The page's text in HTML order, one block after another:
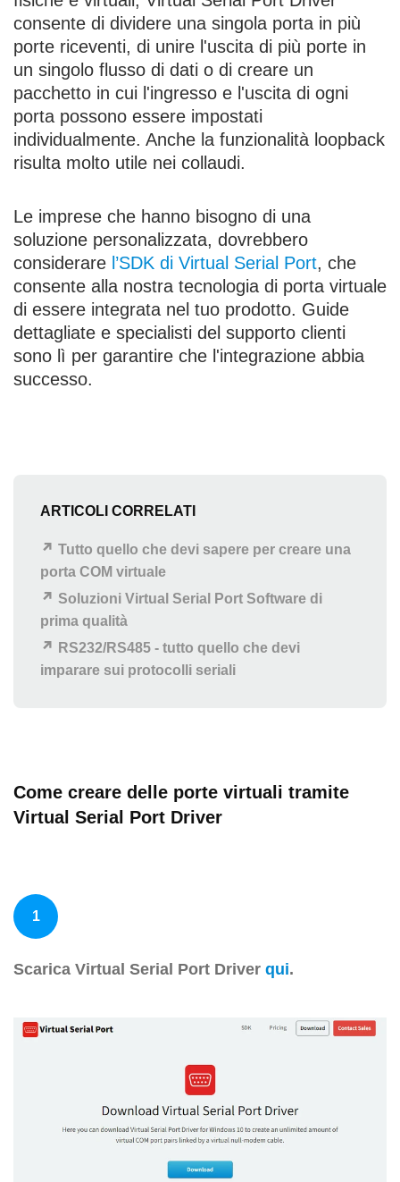
consente di dividere una singola porta in più
porte riceventi, di unire l'uscita di più porte in
un singolo flusso di dati o di creare un
pacchetto in cui l'ingresso e l'uscita di ogni
porta possono essere impostati
individualmente. Anche la funzionalità loopback
risulta molto utile nei collaudi.
Le imprese che hanno bisogno di una
soluzione personalizzata, dovrebbero
considerare l’SDK di Virtual Serial Port, che
consente alla nostra tecnologia di porta virtuale
di essere integrata nel tuo prodotto. Guide
dettagliate e specialisti del supporto clienti
sono lì per garantire che l'integrazione abbia
successo.
ARTICOLI CORRELATI
Tutto quello che devi sapere per creare una
porta COM virtuale
Soluzioni Virtual Serial Port Software di
prima qualità
RS232/RS485 - tutto quello che devi
imparare sui protocolli seriali
Come creare delle porte virtuali tramite
Virtual Serial Port Driver
1
Scarica Virtual Serial Port Driver qui.